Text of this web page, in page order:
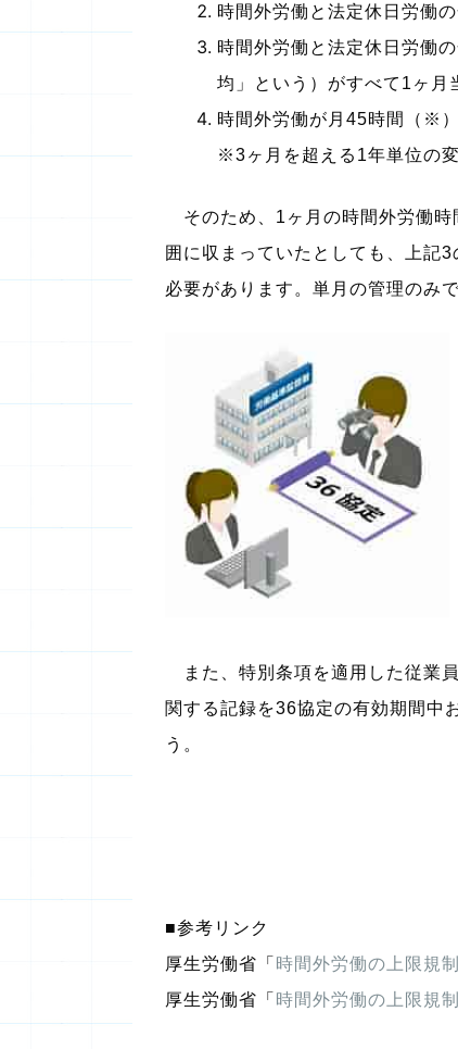
時間外労働と法定休日労働
時間外労働と法定休日労働
均」という）がすべて1ヶ月
時間外労働が月45時間（※
※3ヶ月を超える1年単位の
そのため、1ヶ月の時間外労働時
囲に収まっていたとしても、上記
必要があります。単月の管理のみ
また、特別条項を適用した従業
関する記録を36協定の有効期間中
う。
■参考リンク
厚生労働省「 時間外労働の上限規制
厚生労働省「 時間外労働の上限規